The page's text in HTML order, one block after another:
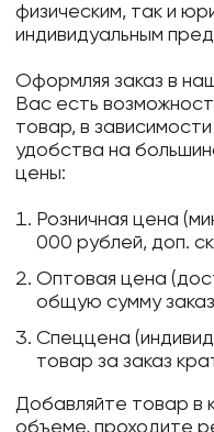
физическим, так и
индивидуальным
Оформляя заказ в
Вас есть
товар, в
удобства на
цены:
Розничная цена
000 рублей, доп.
Оптовая цена
общую сумму
Спеццена
товар за заказ
Добавляйте товар в
объеме, проходите